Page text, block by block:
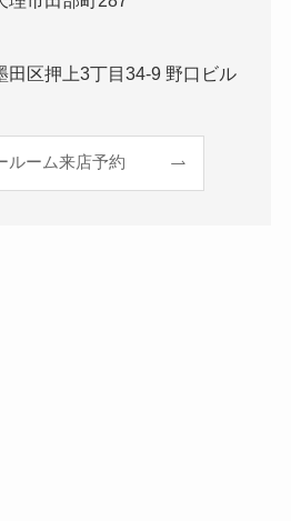
田区押上3丁目34-9 野口ビル
ルーム来店予約